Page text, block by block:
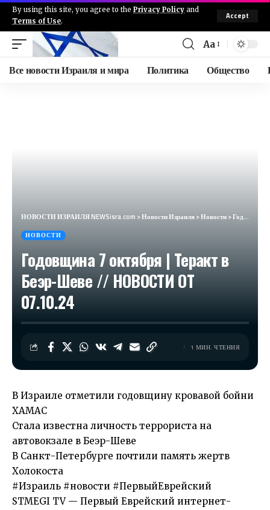
By using this site, you agree to the Privacy Policy and
Terms of Use.
Accept
Aa
Все новости Израиля и мира Политика Общество
НОВОСТИ ИЗРАИЛЯ NEWSisra.com >Новости Израиля>Новости>Годовщина 7 октября | Теракт в Беэр-Шеве // НОВОСТИ ОТ 07.10.24
НОВОСТИ
Годовщина 7 октября | Теракт в
Беэр-Шеве // НОВОСТИ ОТ
07.10.24
1 МИН. ЧТЕНИЯ
В Израиле отметили годовщину кровавой бойни
ХАМАС
Стала известна личность террориста на
автовокзале в Беэр-Шеве
В Санкт-Петербурге почтили память жертв
Холокоста
#Израиль #новости #ПервыйЕврейский
STMEGI TV — Первый Еврейский интернет-